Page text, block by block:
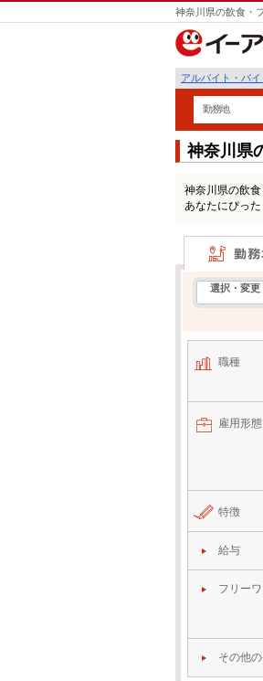
神奈川県の飲食・
アルバイト・バ
勤務地
神奈川県
神奈川県の飲
あなたにぴっ
勤務地で検索
選択・変更
職種
雇用形態
特徴
給与
フリー
その他